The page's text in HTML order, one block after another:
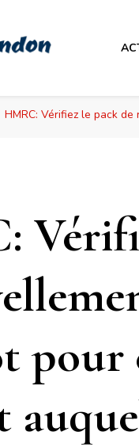
HMRC: Vérifiez le pack